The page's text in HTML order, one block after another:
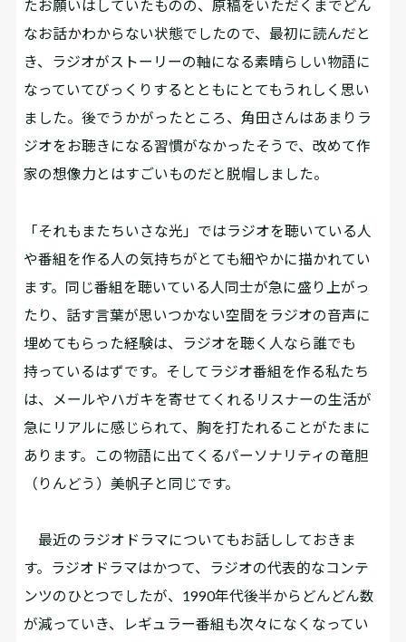
たお願いはしていたものの、原稿をいただくまでどん
なお話かわからない状態でしたので、最初に読んだと
き、ラジオがストーリーの軸になる素晴らしい物語に
なっていてびっくりするとともにとてもうれしく思い
ました。後でうかがったところ、角田さんはあまりラ
ジオをお聴きになる習慣がなかったそうで、改めて作
家の想像力とはすごいものだと脱帽しました。
「それもまたちいさな光」ではラジオを聴いている人
や番組を作る人の気持ちがとても細やかに描かれてい
ます。同じ番組を聴いている人同士が急に盛り上がっ
たり、話す言葉が思いつかない空間をラジオの音声に
埋めてもらった経験は、ラジオを聴く人なら誰でも
持っているはずです。そしてラジオ番組を作る私たち
は、メールやハガキを寄せてくれるリスナーの生活が
急にリアルに感じられて、胸を打たれることがたまに
あります。この物語に出てくるパーソナリティの竜胆
（りんどう）美帆子と同じです。
最近のラジオドラマについてもお話ししておきま
す。ラジオドラマはかつて、ラジオの代表的なコンテ
ンツのひとつでしたが、1990年代後半からどんどん数
が減っていき、レギュラー番組も次々になくなってい